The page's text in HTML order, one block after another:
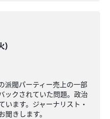
)
派閥パーティー売上の一部
ックされていた問題。政治
います。ジャーナリスト・
きします。